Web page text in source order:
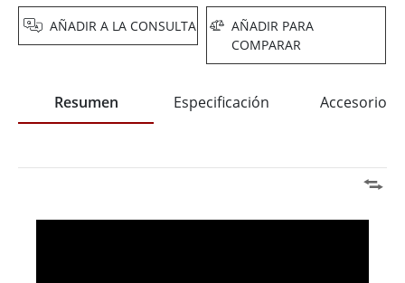
AÑADIR A LA CONSULTA
AÑADIR PARA
COMPARAR
Resumen Especificación Accesorios